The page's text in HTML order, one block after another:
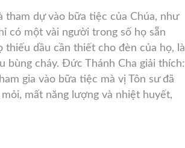
dự vào bữa tiệc của Chúa, như
có một vài người trong số họ sẵn
thiếu dầu cần thiết cho đèn của họ, là
bùng cháy. Đức Thánh Cha giải thích:
gia vào bữa tiệc mà vị Tôn sư đã
mất năng lượng và nhiệt huyết,